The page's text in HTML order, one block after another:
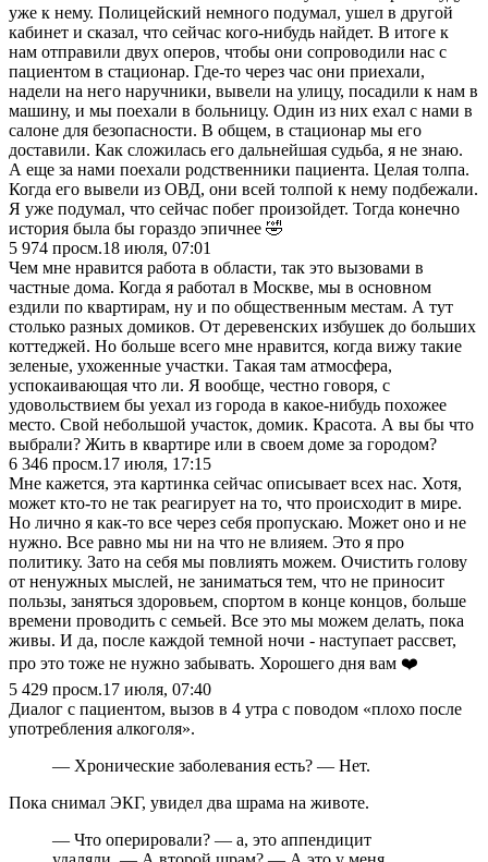
уже к нему. Полицейский немного подумал, ушел в другой
кабинет и сказал, что сейчас кого-нибудь найдет. В итоге к
нам отправили двух оперов, чтобы они сопроводили нас с
пациентом в стационар. Где-то через час они приехали,
надели на него наручники, вывели на улицу, посадили к нам в
машину, и мы поехали в больницу. Один из них ехал с нами в
салоне для безопасности. В общем, в стационар мы его
доставили. Как сложилась его дальнейшая судьба, я не знаю.
А еще за нами поехали родственники пациента. Целая толпа.
Когда его вывели из ОВД, они всей толпой к нему подбежали.
Я уже подумал, что сейчас побег произойдет. Тогда конечно
история была бы гораздо эпичнее 🤣
5 974 просм.18 июля, 07:01
Чем мне нравится работа в области, так это вызовами в
частные дома. Когда я работал в Москве, мы в основном
ездили по квартирам, ну и по общественным местам. А тут
столько разных домиков. От деревенских избушек до больших
коттеджей. Но больше всего мне нравится, когда вижу такие
зеленые, ухоженные участки. Такая там атмосфера,
успокаивающая что ли. Я вообще, честно говоря, с
удовольствием бы уехал из города в какое-нибудь похожее
место. Свой небольшой участок, домик. Красота. А вы бы что
выбрали? Жить в квартире или в своем доме за городом?
6 346 просм.17 июля, 17:15
Мне кажется, эта картинка сейчас описывает всех нас. Хотя,
может кто-то не так реагирует на то, что происходит в мире.
Но лично я как-то все через себя пропускаю. Может оно и не
нужно. Все равно мы ни на что не влияем. Это я про
политику. Зато на себя мы повлиять можем. Очистить голову
от ненужных мыслей, не заниматься тем, что не приносит
пользы, заняться здоровьем, спортом в конце концов, больше
времени проводить с семьей. Все это мы можем делать, пока
живы. И да, после каждой темной ночи - наступает рассвет,
про это тоже не нужно забывать. Хорошего дня вам ❤️
5 429 просм.17 июля, 07:40
Диалог с пациентом, вызов в 4 утра с поводом «плохо после
употребления алкоголя».
— Хронические заболевания есть? — Нет.
Пока снимал ЭКГ, увидел два шрама на животе.
— Что оперировали? — а, это аппендицит